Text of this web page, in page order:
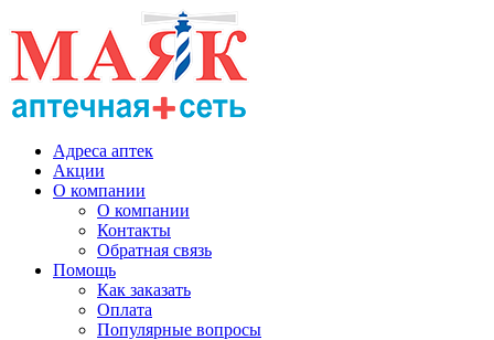
Адреса аптек
Акции
О компании
О компании
Контакты
Обратная связь
Помощь
Как заказать
Оплата
Популярные вопросы